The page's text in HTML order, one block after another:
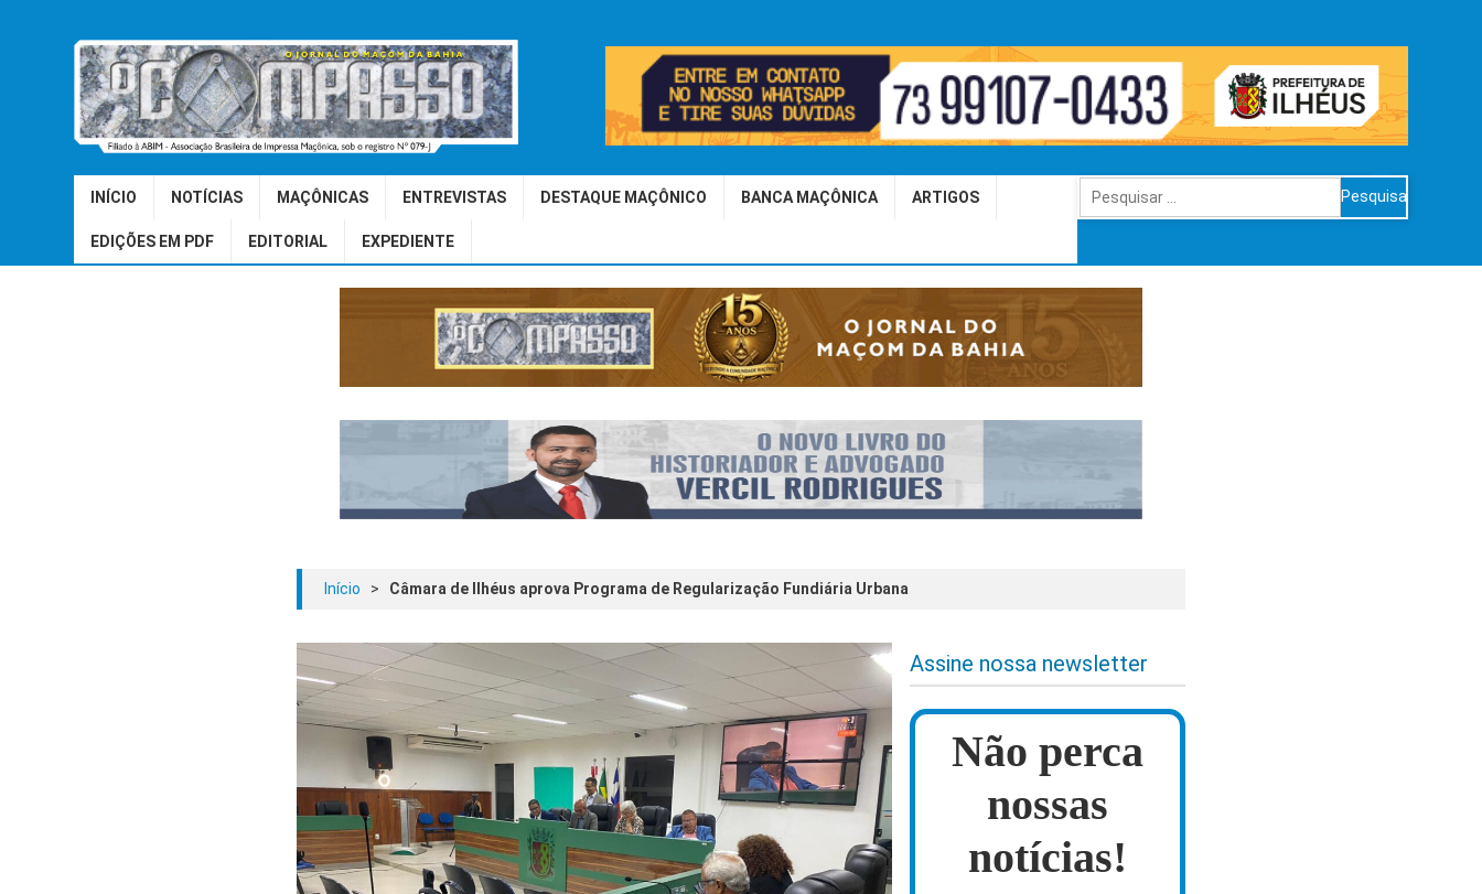
INÍCIO NOTÍCIAS MAÇÔNICAS ENTREVISTAS DESTAQUE MAÇÔNICO BANCA MAÇÔNICA ARTIGOS
EDIÇÕES EM PDF EDITORIAL EXPEDIENTE
Pesquisar
por:
Início > Câmara de Ilhéus aprova Programa de Regularização Fundiária Urbana
Assine nossa newsletter
Não perca
nossas
notícias!